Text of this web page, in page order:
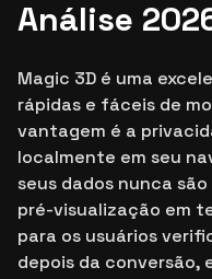
Análise
Magic 3D é uma
rápidas e fáceis de
vantagem é a
localmente em seu
seus dados nunca
pré-visualização em
para os usuários
depois da conversão,